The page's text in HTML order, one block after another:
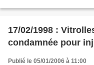
17/02/1998 :
condamnée pour
Publié le 05/01/2006 à 11:00